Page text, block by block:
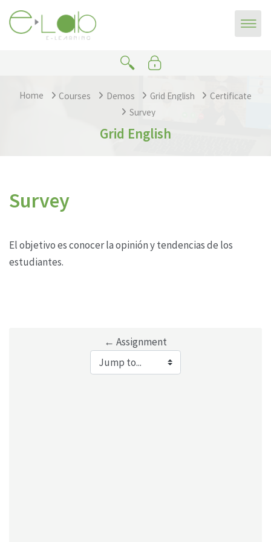
Skip to main content
Home Courses Demos Grid English
Certificate
Survey
Grid English
Survey
El objetivo es conocer la opinión y tendencias de los
estudiantes.
← Assignment